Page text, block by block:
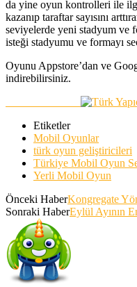
da yine oyun kontrolleri ile
kazanıp taraftar sayısını
seviyelerde yeni stadyum ve
isteği stadyumu ve formayı
Oyunu Appstore’dan ve
indirebilirsiniz.
Etiketler
Mobil Oyunlar
türk oyun geliştiricileri
Türkiye Mobil Oyun
Yerli Mobil Oyun
Önceki HaberKongregate
Sonraki HaberEylül Ayının